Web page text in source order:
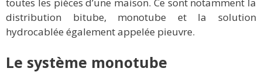
distribution bitube, monotube et la solution
hydrocablée également appelée pieuvre.
Le système monotube